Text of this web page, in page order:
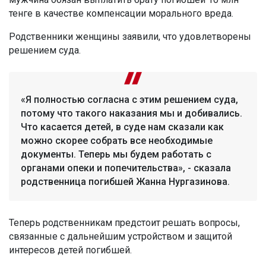
тенге в качестве компенсации морального вреда.
Родственники женщины заявили, что удовлетворены
решением суда.
«Я полностью согласна с этим решением суда,
потому что такого наказания мы и добивались.
Что касается детей, в суде нам сказали как
можно скорее собрать все необходимые
документы. Теперь мы будем работать с
органами опеки и попечительства», - сказала
родственница погибшей Жанна Нургазинова.
Теперь родственникам предстоит решать вопросы,
связанные с дальнейшим устройством и защитой
интересов детей погибшей.